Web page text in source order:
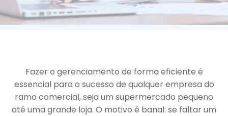
Fazer o gerenciamento de forma eficiente é
essencial para o sucesso de qualquer empresa do
ramo comercial, seja um supermercado pequeno
até uma grande loja. O motivo é banal: se faltar um